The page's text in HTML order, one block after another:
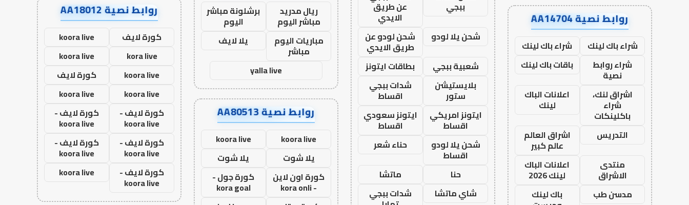
روابط نصية AA14704
شراء باك لينك
شراء باك لينك
شراء روابط
نصية
باقات باك لينك
اشراق لنك،
شراء
باكلينكات
اعلانات الباك
لينك
التدريس
اشراق العالم
عالم كبير
منتدى
الاشراق
اعلانات الباك
لينك 2026
مدسن طب
باك لينك
ببجي عن طريق
الايدي
شحن يلا لودو
شحن لودو عن
طريق الايدي
شعبية ببجي
بطاقات ايتونز
بلايستيشن
ستور
شدات ببجي
اقساط
ايتونز امريكي
اقساط
ايتونز سعودي
اقساط
شحن يلا لودو
اقساط
حناء شعر
حنا
ماتشا
شاي ماتشا
شدات ببجي
ريال مدريد
مباشر اليوم
برشلونة مباشر
اليوم
مباريات اليوم
مباشر
يلا لايف
yalla live
روابط نصية AA80513
koora live
koora live
يلا شوت
يلا شوت
كورة اون لاين
- kora onli
كورة جول -
kora goal
روابط نصية AA18012
كورة لايف
koora live
kora live
koora live
koora live
كورة لايف
koora live
koora live
كورة لايف -
koora live
كورة لايف -
koora live
كورة لايف -
koora live
كورة لايف -
koora live
كورة لايف -
koora live
koora live